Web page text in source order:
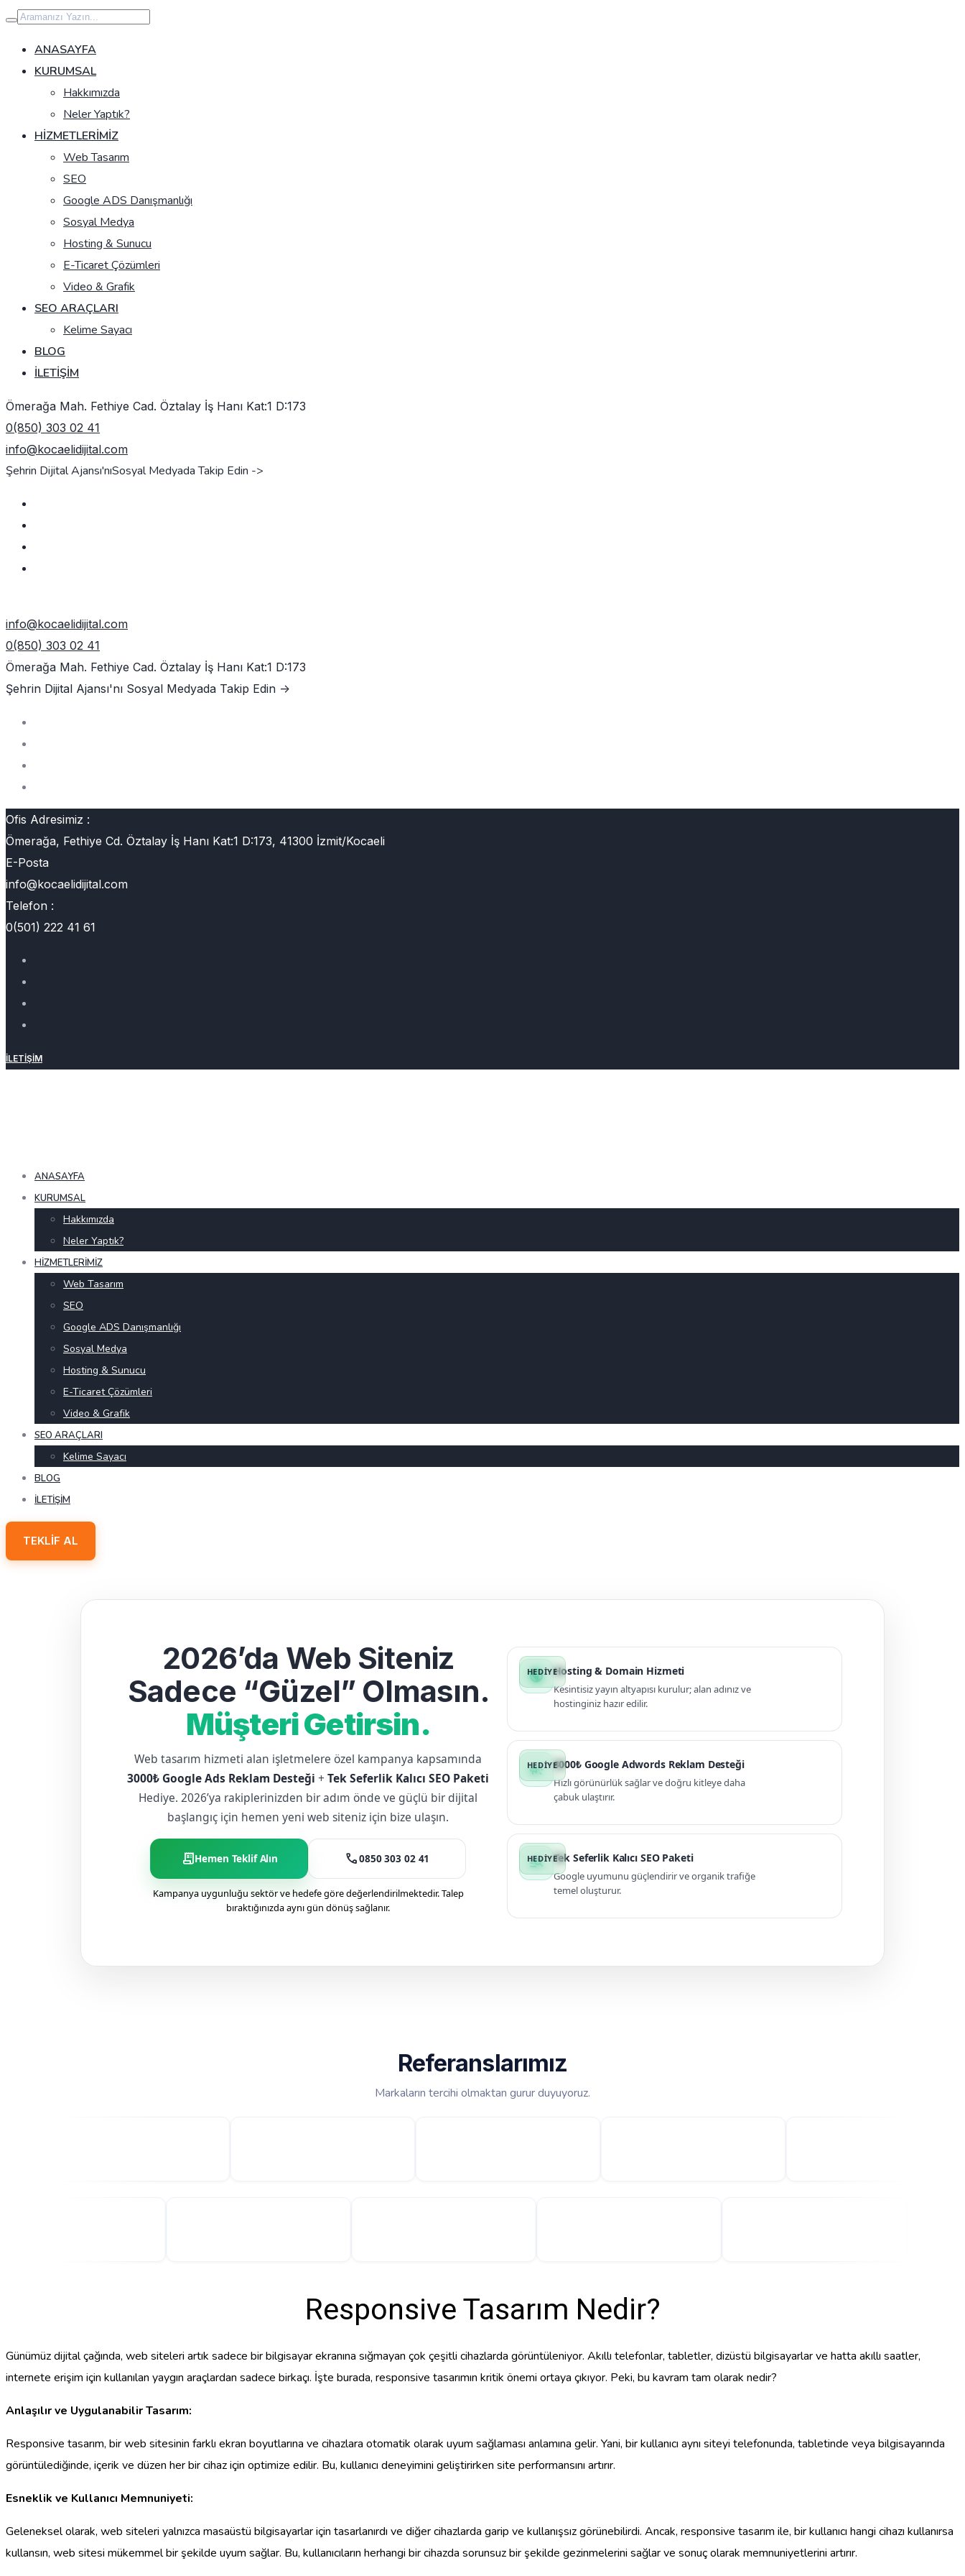
İçeriğe
geç
ANASAYFA
KURUMSAL
Hakkımızda
Neler Yaptık?
HIZMETLERIMIZ
Web Tasarım
SEO
Google ADS Danışmanlığı
Sosyal Medya
Hosting & Sunucu
E-Ticaret Çözümleri
Video & Grafik
SEO ARAÇLARI
Kelime Sayacı
BLOG
İLETIŞIM
Ömerağa Mah. Fethiye Cad. Öztalay İş Hanı Kat:1 D:173
0(850) 303 02 41
info@kocaelidijital.com
Şehrin Dijital Ajansı'nıSosyal Medyada Takip Edin ->
info@kocaelidijital.com
0(850) 303 02 41
Ömerağa Mah. Fethiye Cad. Öztalay İş Hanı Kat:1 D:173
Şehrin Dijital Ajansı'nı Sosyal Medyada Takip Edin ->
Ofis Adresimiz :
Ömerağa, Fethiye Cd. Öztalay İş Hanı Kat:1 D:173, 41300 İzmit/Kocaeli
E-Posta
info@kocaelidijital.com
Telefon :
0(501) 222 41 61
İLETIŞIM
ANASAYFA
KURUMSAL
Hakkımızda
Neler Yaptık?
HIZMETLERIMIZ
Web Tasarım
SEO
Google ADS Danışmanlığı
Sosyal Medya
Hosting & Sunucu
E-Ticaret Çözümleri
Video & Grafik
SEO ARAÇLARI
Kelime Sayacı
BLOG
İLETIŞIM
TEKLIF AL
2026’da Web Siteniz
Sadece “Güzel” Olmasın.
Müşteri Getirsin.
Web tasarım hizmeti alan işletmelere özel kampanya kapsamında
3000₺ Google Ads Reklam Desteği +Tek Seferlik Kalıcı SEO Paketi
Hediye. 2026’ya rakiplerinizden bir adım önde ve güçlü bir dijital
başlangıç için hemen yeni web siteniz için bize ulaşın.
receipt_longHemen Teklif Alın call0850 303 02 41
Kampanya uygunluğu sektör ve hedefe göre değerlendirilmektedir. Talep
bıraktığınızda aynı gün dönüş sağlanır.
public Hosting & Domain Hizmeti
Kesintisiz yayın altyapısı kurulur; alan adınız ve
hostinginiz hazır edilir.
campaign 3000₺ Google Adwords Reklam Desteği
Hızlı görünürlük sağlar ve doğru kitleye daha
çabuk ulaştırır.
manage_search Tek Seferlik Kalıcı SEO Paketi
Google uyumunu güçlendirir ve organik trafiğe
temel oluşturur.
Referanslarımız
Markaların tercihi olmaktan gurur duyuyoruz.
Responsive Tasarım Nedir?
Günümüz dijital çağında, web siteleri artık sadece bir bilgisayar ekranına sığmayan çok çeşitli cihazlarda görüntüleniyor. Akıllı telefonlar, tabletler, dizüstü bilgisayarlar ve hatta akıllı saatler,
internete erişim için kullanılan yaygın araçlardan sadece birkaçı. İşte burada, responsive tasarımın kritik önemi ortaya çıkıyor. Peki, bu kavram tam olarak nedir?
Anlaşılır ve Uygulanabilir Tasarım:
Responsive tasarım, bir web sitesinin farklı ekran boyutlarına ve cihazlara otomatik olarak uyum sağlaması anlamına gelir. Yani, bir kullanıcı aynı siteyi telefonunda, tabletinde veya bilgisayarında
görüntülediğinde, içerik ve düzen her bir cihaz için optimize edilir. Bu, kullanıcı deneyimini geliştirirken site performansını artırır.
Esneklik ve Kullanıcı Memnuniyeti:
Geleneksel olarak, web siteleri yalnızca masaüstü bilgisayarlar için tasarlanırdı ve diğer cihazlarda garip ve kullanışsız görünebilirdi. Ancak, responsive tasarım ile, bir kullanıcı hangi cihazı kullanırsa
kullansın, web sitesi mükemmel bir şekilde uyum sağlar. Bu, kullanıcıların herhangi bir cihazda sorunsuz bir şekilde gezinmelerini sağlar ve sonuç olarak memnuniyetlerini artırır.